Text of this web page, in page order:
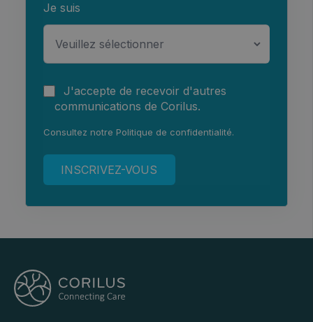
Je suis
J'accepte de recevoir d'autres
communications de Corilus.
Consultez notre Politique de confidentialité.